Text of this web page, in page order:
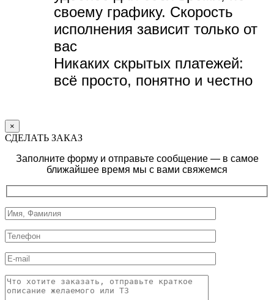
своему графику. Скорость
исполнения зависит только от
вас
Никаких скрытых платежей:
всё просто, понятно и честно
×
СДЕЛАТЬ ЗАКАЗ
Заполните форму и отправьте сообщение — в самое
ближайшее время мы с вами свяжемся